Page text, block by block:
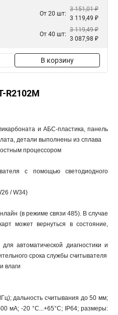
От 20 шт:
3 151,01 ₽
3 119,49 ₽
От 40 шт:
3 119,49 ₽
3 087,98 ₽
В корзину
R2102M
и АБС-пластика, панель
детали выполнены из сплава
процессором
с помощью светодиодного
/ W34)
(в режиме связи 485). В случае
может вернуться в состояние,
автоматической диагностики и
срока службы считывателя
влаги
дальность считывания до 50 мм;
мА; -20 °C...+65°C; IP64; размеры: